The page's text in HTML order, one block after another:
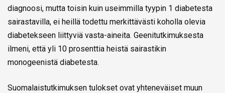
diagnoosi, mutta toisin kuin useimmilla tyypin 1 diabetesta
sairastavilla, ei heillä todettu merkittävästi koholla olevia
diabetekseen liittyviä vasta-aineita. Geenitutkimuksesta
ilmeni, että yli 10 prosenttia heistä sairastikin
monogeenistä diabetesta.
Suomalaistutkimuksen tulokset ovat yhteneväiset muun